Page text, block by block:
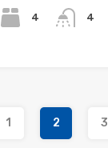
4 4
1 2 3